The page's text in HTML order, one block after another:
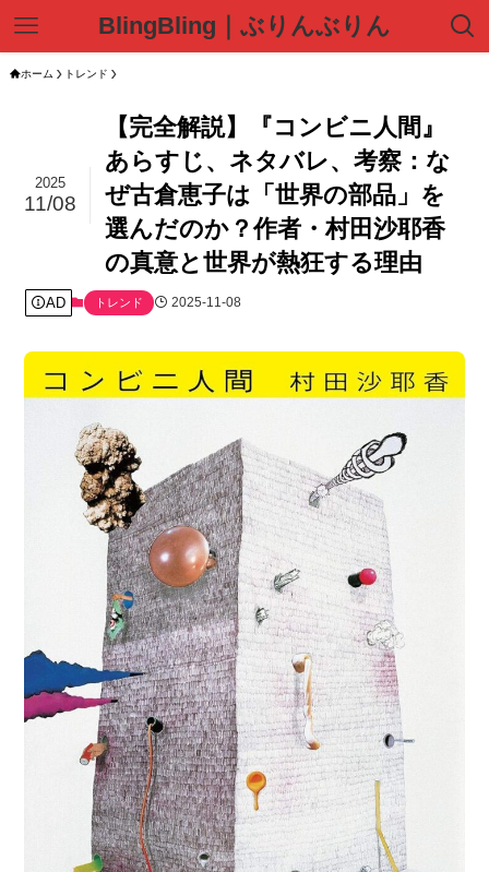
BlingBling｜ぶりんぶりん
ホーム トレンド
【完全解説】『コンビニ人間』
あらすじ、ネタバレ、考察：な
ぜ古倉恵子は「世界の部品」を
選んだのか？作者・村田沙耶香
の真意と世界が熱狂する理由
2025
11/08
AD トレンド 2025-11-08